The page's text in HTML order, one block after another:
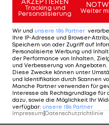
Es soll ein Schritt weg
Nicht mehr nach
kleinen Sachen, wenn
etwas unternehmen
Zeit", meinte Hauser
der Wettkampfkarriere.
Nach 15 Jahren im
das Leben abseits des
Tracking und
Personalisierung
Weiter
Wir und unsere 186 Partner
Ihre IP-Adresse und Browser-
Speichern von oder Zugriff auf
Personalisierte Werbung und
der Performance von Inhalten,
und Verbesserung von Angeboten
Diese Zwecke können unter
und Identifikation durch Scannen
Manche Partner verwenden für
Interesse als Rechtsgrundlage
dazu, sowie die Möglichkeit Ihr
verfügbar: unsere 186 Partner
Impressum|Datenschutzrichtlinie